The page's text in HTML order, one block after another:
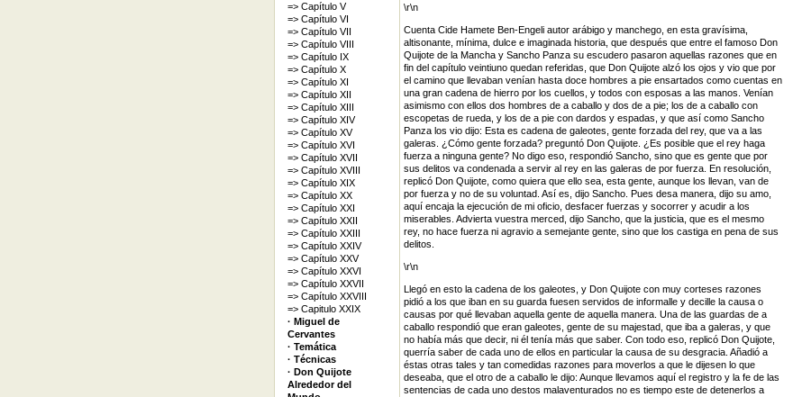
=> Capítulo V
=> Capítulo VI
=> Capítulo VII
=> Capítulo VIII
=> Capítulo IX
=> Capítulo X
=> Capítulo XI
=> Capítulo XII
=> Capítulo XIII
=> Capítulo XIV
=> Capítulo XV
=> Capítulo XVI
=> Capítulo XVII
=> Capítulo XVIII
=> Capítulo XIX
=> Capítulo XX
=> Capítulo XXI
=> Capítulo XXII
=> Capítulo XXIII
=> Capítulo XXIV
=> Capítulo XXV
=> Capítulo XXVI
=> Capítulo XXVII
=> Capítulo XXVIII
=> Capitulo XXIX
· Miguel de
Cervantes
· Temática
· Técnicas
· Don Quijote
Alrededor del
\r\n
Cuenta Cide Hamete Ben-Engeli autor arábigo y manchego, en esta gravísima,
altisonante, mínima, dulce e imaginada historia, que después que entre el famoso Don
Quijote de la Mancha y Sancho Panza su escudero pasaron aquellas razones que en
fin del capítulo veintiuno quedan referidas, que Don Quijote alzó los ojos y vio que por
el camino que llevaban venían hasta doce hombres a pie ensartados como cuentas en
una gran cadena de hierro por los cuellos, y todos con esposas a las manos. Venían
asimismo con ellos dos hombres de a caballo y dos de a pie; los de a caballo con
escopetas de rueda, y los de a pie con dardos y espadas, y que así como Sancho
Panza los vio dijo: Esta es cadena de galeotes, gente forzada del rey, que va a las
galeras. ¿Cómo gente forzada? preguntó Don Quijote. ¿Es posible que el rey haga
fuerza a ninguna gente? No digo eso, respondió Sancho, sino que es gente que por
sus delitos va condenada a servir al rey en las galeras de por fuerza. En resolución,
replicó Don Quijote, como quiera que ello sea, esta gente, aunque los llevan, van de
por fuerza y no de su voluntad. Así es, dijo Sancho. Pues desa manera, dijo su amo,
aquí encaja la ejecución de mi oficio, desfacer fuerzas y socorrer y acudir a los
miserables. Advierta vuestra merced, dijo Sancho, que la justicia, que es el mesmo
rey, no hace fuerza ni agravio a semejante gente, sino que los castiga en pena de sus
delitos.
\r\n
Llegó en esto la cadena de los galeotes, y Don Quijote con muy corteses razones
pidió a los que iban en su guarda fuesen servidos de informalle y decille la causa o
causas por qué llevaban aquella gente de aquella manera. Una de las guardas de a
caballo respondió que eran galeotes, gente de su majestad, que iba a galeras, y que
no había más que decir, ni él tenía más que saber. Con todo eso, replicó Don Quijote,
querría saber de cada uno de ellos en particular la causa de su desgracia. Añadió a
éstas otras tales y tan comedidas razones para moverlos a que le dijesen lo que
deseaba, que el otro de a caballo le dijo: Aunque llevamos aquí el registro y la fe de las
sentencias de cada uno destos malaventurados no es tiempo este de detenerlos a